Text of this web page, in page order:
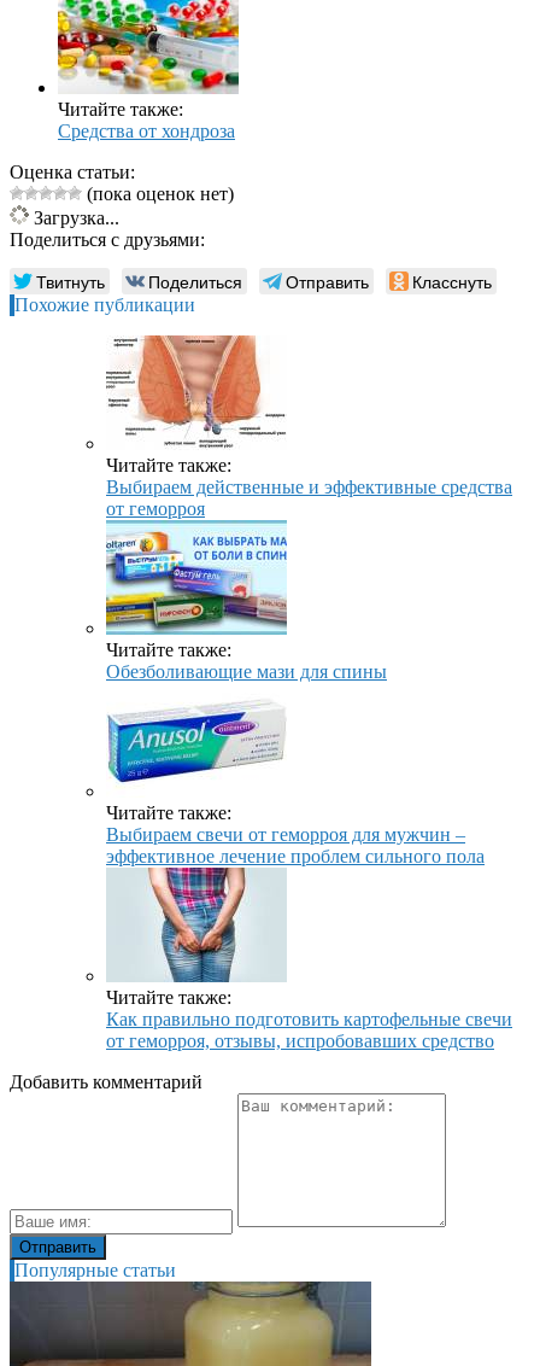
Читайте также:
Средства от хондроза
Оценка статьи:
(пока оценок нет)
Загрузка...
Поделиться с друзьями:
Твитнуть Поделиться Отправить Класснуть
Похожие публикации
Читайте также:
Выбираем действенные и эффективные средства
от геморроя
Читайте также:
Обезболивающие мази для спины
Читайте также:
Выбираем свечи от геморроя для мужчин –
эффективное лечение проблем сильного пола
Читайте также:
Как правильно подготовить картофельные свечи
от геморроя, отзывы, испробовавших средство
Добавить комментарий
Популярные статьи